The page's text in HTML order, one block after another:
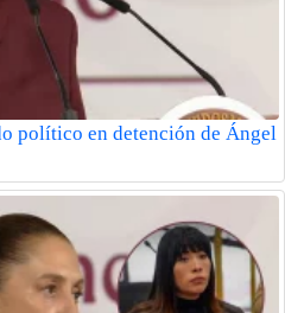
político en detención de Ángel